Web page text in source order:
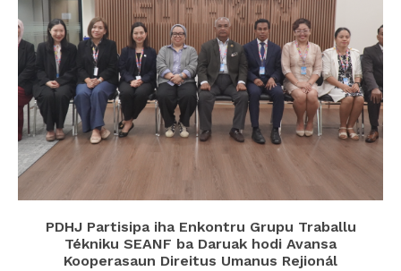
PDHJ Partisipa iha Enkontru Grupu Traballu
Tékniku SEANF ba Daruak hodi Avansa
Kooperasaun Direitus Umanus Rejionál